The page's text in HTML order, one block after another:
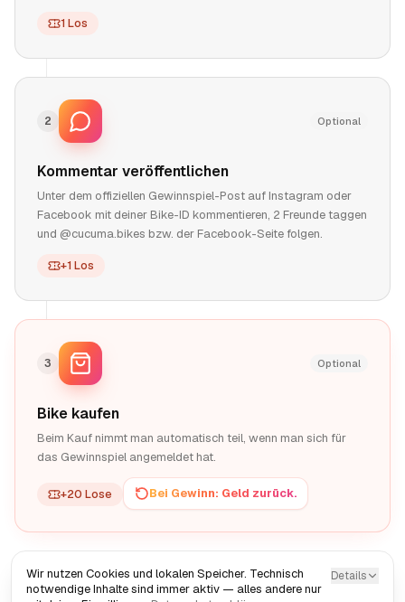
1 Los
2 Optional
Kommentar veröffentlichen
Unter dem offiziellen Gewinnspiel-Post auf Instagram oder
Facebook mit deiner Bike-ID kommentieren, 2 Freunde taggen
und @cucuma.bikes bzw. der Facebook-Seite folgen.
+1 Los
3 Optional
Bike kaufen
Beim Kauf nimmt man automatisch teil, wenn man sich für
das Gewinnspiel angemeldet hat.
+20 Lose Bei Gewinn: Geld zurück.
Gewinnspiel-Regeln
Wir nutzen Cookies und lokalen Speicher. Technisch
notwendige Inhalte sind immer aktiv — alles andere nur
Details